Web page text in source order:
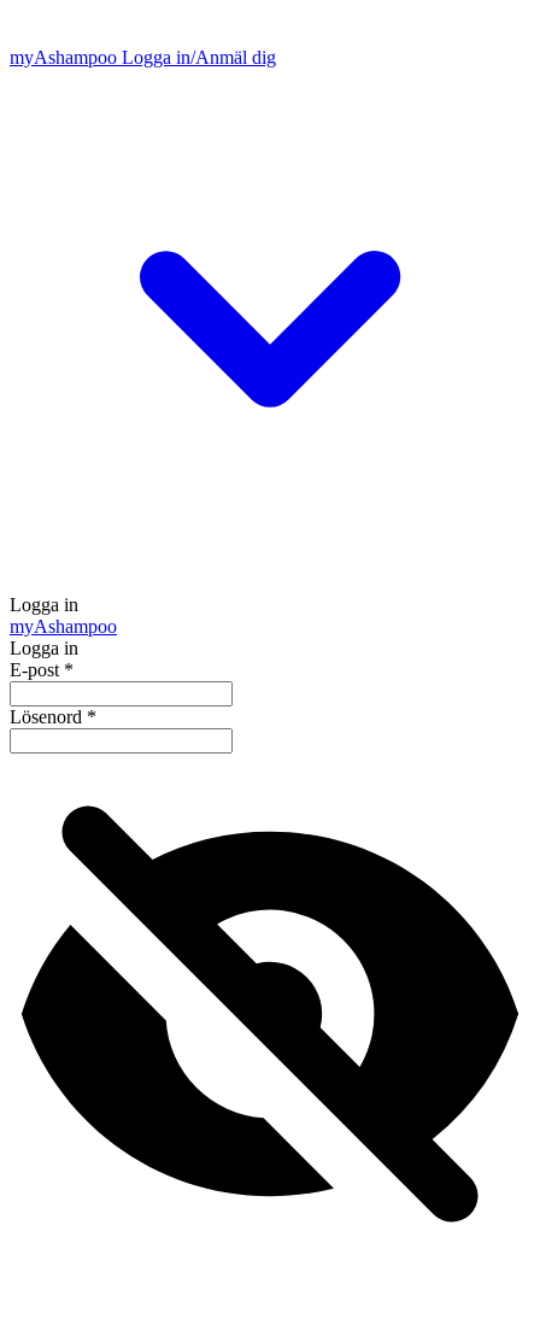
myAshampoo Logga in/Anmäl dig
Logga in
myAshampoo
Logga in
E-post *
Lösenord *